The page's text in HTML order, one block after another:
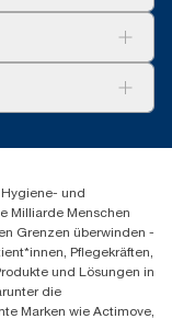
und
Milliarde Menschen
Grenzen überwinden -
Pflegekräften,
und Lösungen in
die
Marken wie Actimove,